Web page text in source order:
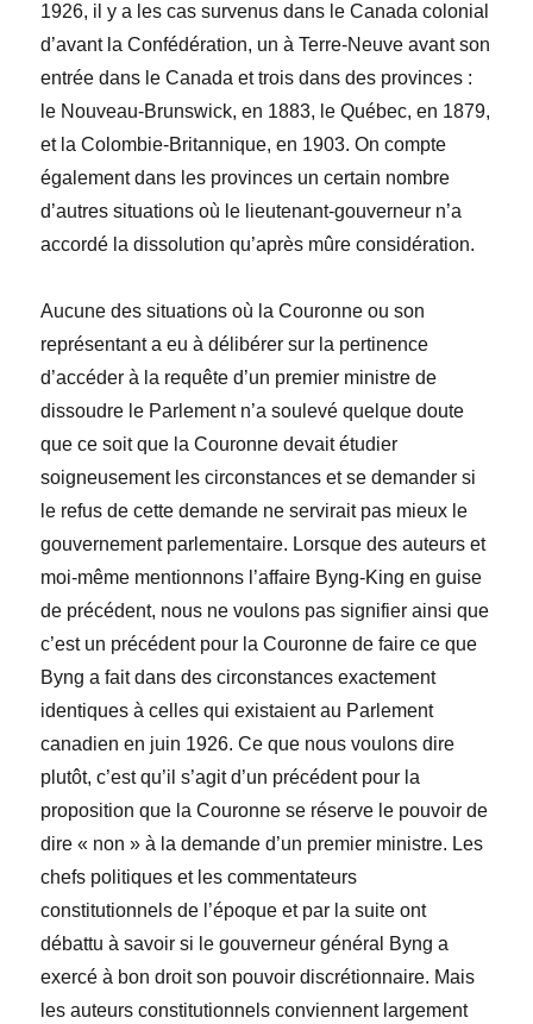
1926, il y a les cas survenus dans le Canada colonial
d’avant la Confédération, un à Terre-Neuve avant son
entrée dans le Canada et trois dans des provinces :
le Nouveau-Brunswick, en 1883, le Québec, en 1879,
et la Colombie-Britannique, en 1903. On compte
également dans les provinces un certain nombre
d’autres situations où le lieutenant-gouverneur n’a
accordé la dissolution qu’après mûre considération.
Aucune des situations où la Couronne ou son
représentant a eu à délibérer sur la pertinence
d’accéder à la requête d’un premier ministre de
dissoudre le Parlement n’a soulevé quelque doute
que ce soit que la Couronne devait étudier
soigneusement les circonstances et se demander si
le refus de cette demande ne servirait pas mieux le
gouvernement parlementaire. Lorsque des auteurs et
moi-même mentionnons l’affaire Byng-King en guise
de précédent, nous ne voulons pas signifier ainsi que
c’est un précédent pour la Couronne de faire ce que
Byng a fait dans des circonstances exactement
identiques à celles qui existaient au Parlement
canadien en juin 1926. Ce que nous voulons dire
plutôt, c’est qu’il s’agit d’un précédent pour la
proposition que la Couronne se réserve le pouvoir de
dire « non » à la demande d’un premier ministre. Les
chefs politiques et les commentateurs
constitutionnels de l’époque et par la suite ont
débattu à savoir si le gouverneur général Byng a
exercé à bon droit son pouvoir discrétionnaire. Mais
les auteurs constitutionnels conviennent largement